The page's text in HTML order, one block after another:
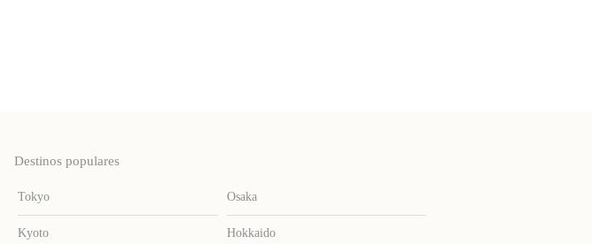
Destinos populares
Tokyo Osaka
Kyoto Hokkaido